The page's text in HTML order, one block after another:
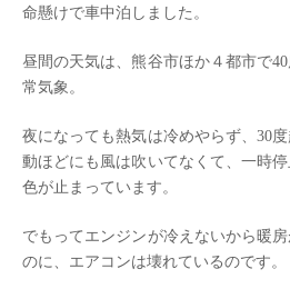
命懸けで車中泊しました。
昼間の天気は、熊谷市ほか４都市で
常気象。
夜になっても熱気は冷めやらず、30
動ほどにも風は吹いてなくて、一時
色が止まっています。
でもってエンジンが冷えないから暖
のに、エアコンは壊れているのです。